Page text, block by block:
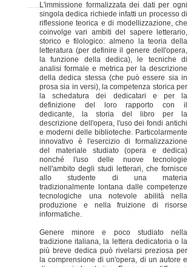
L'immissione formalizzata dei dati per ogni
singola dedica richiede infatti un processo di
riflessione teorica e di modellizzazione, che
coinvolge vari ambiti del sapere letterario,
storico e filologico: almeno la teoria della
letteratura (per definire il genere dell'opera,
la funzione della dedica), le tecniche di
analisi formale e metrica per la descrizione
della dedica stessa (che può essere sia in
prosa sia in versi), la competenza storica per
la schedatura dei dedicatari e per la
definizione del loro rapporto con il
dedicante, la storia del libro per la
descrizione dell'opera, l'uso dei fondi antichi
e moderni delle biblioteche. Particolarmente
innovativo è l'esercizio di formalizzazione
del materiale studiato (opera e dedica)
nonché l'uso delle nuove tecnologie
nell'ambito degli studi letterari, che fornisce
allo studente di una materia
tradizionalmente lontana dalle competenze
tecnologiche una notevole abilità nella
produzione e nella fruizione di risorse
informatiche.
Genere minore e poco studiato nella
tradizione italiana, la lettera dedicatoria o la
più breve dedica può rivelarsi preziosa per
la comprensione di un'opera, di un autore e